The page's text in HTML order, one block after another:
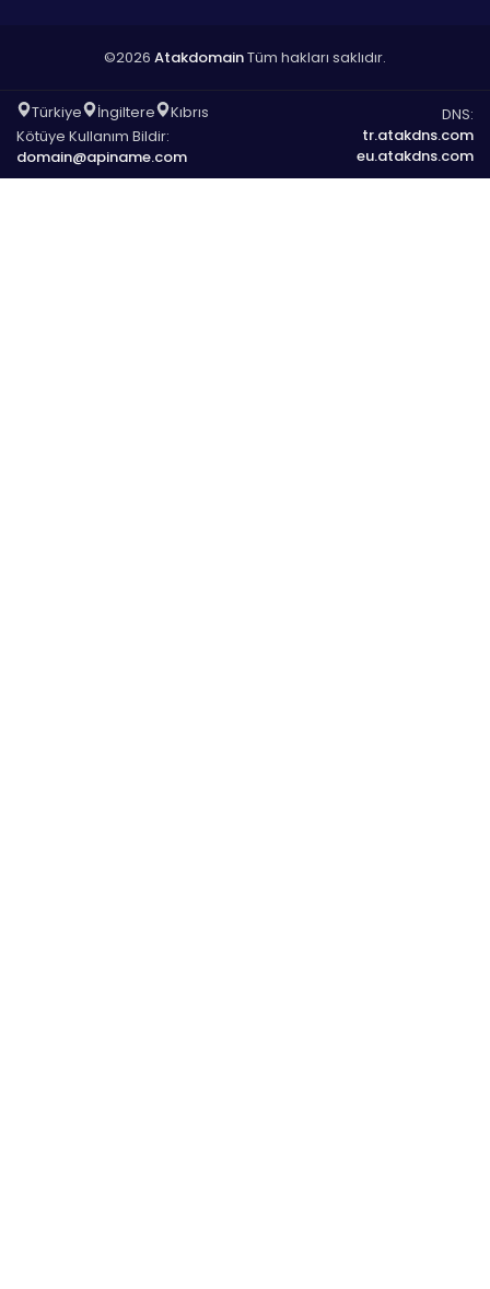
©2026 AtakdomainTüm hakları saklıdır.
Türkiye İngiltere
Kıbrıs
Kötüye Kullanım Bildir:
domain@apiname.com
DNS:
tr.atakdns.com
eu.atakdns.com